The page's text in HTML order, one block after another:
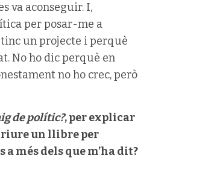
va aconseguir. I,
per posar-me a
un projecte i perquè
No ho dic perquè en
no ho crec, però
de polític?, per explicar
un llibre per
més dels que m’ha dit?